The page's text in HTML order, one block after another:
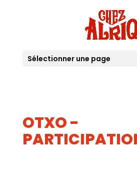
Sélectionner une page
OTXO -